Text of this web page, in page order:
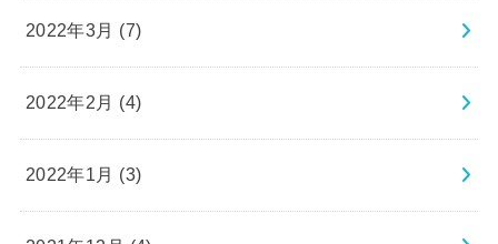
2022年3月 (7)
2022年2月 (4)
2022年1月 (3)